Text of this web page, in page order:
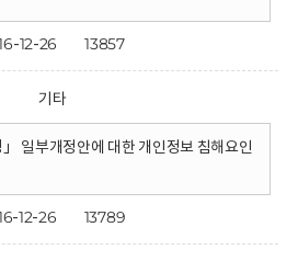
12-26 13857
기타
」 일부개정안에 대한 개인정보 침해요인
12-26 13789